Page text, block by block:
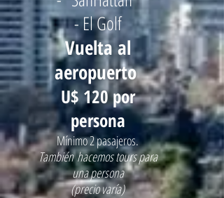
- El Golf
Vuelta al
aeropuerto
U$ 120 por
persona
Mínimo 2 pasajeros.
Tambiénhacemos tours para
una persona
(precio varía)